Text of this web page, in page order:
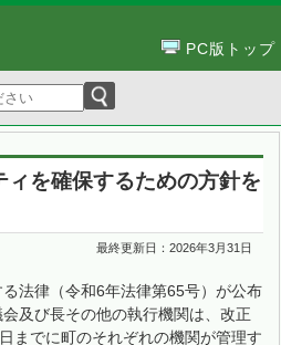
PC版トップ
ィを確保するための方針を
最終更新日：2026年3月31日
法律（令和6年法律第65号）が公布
及び長その他の執行機関は、改正
までに町のそれぞれの機関が管理す